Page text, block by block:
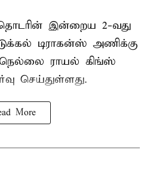
தொடரின் இன்றைய 2-வது
டிராகன்ஸ் அணிக்கு
ராயல் கிங்ஸ்
செய்துள்ளது.
More